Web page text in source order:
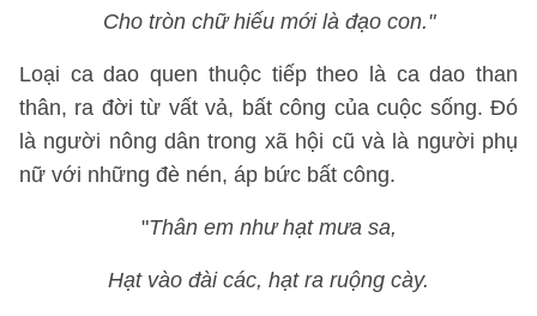
Cho tròn chữ hiếu mới là đạo con."
Loại ca dao quen thuộc tiếp theo là ca dao than
thân, ra đời từ vất vả, bất công của cuộc sống. Đó
là người nông dân trong xã hội cũ và là người phụ
nữ với những đè nén, áp bức bất công.
"Thân em như hạt mưa sa,
Hạt vào đài các, hạt ra ruộng cày.